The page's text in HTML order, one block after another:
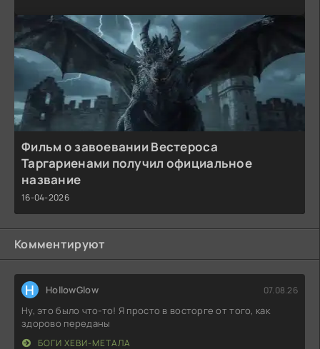
Фильм о завоевании Вестероса
Таргариенами получил официальное
название
16-04-2026
Комментируют
H HollowGlow 07.08.26
Ну, это было что-то! Я просто в восторге от того, как
здорово переданы
БОГИ ХЕВИ-МЕТАЛА